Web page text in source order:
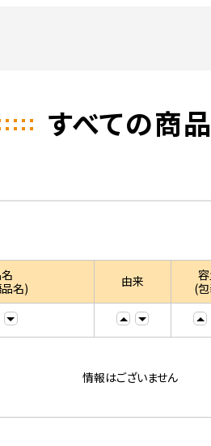
すべての商品
名)
由来
(
情報はございません